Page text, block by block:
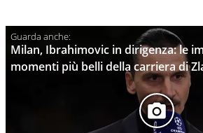
Milan, Ibrahimovic in dirigenza: le
momenti più belli della carriera di